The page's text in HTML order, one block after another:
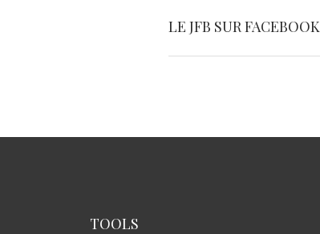
LE JFB SUR FACEBOOK
TOOLS